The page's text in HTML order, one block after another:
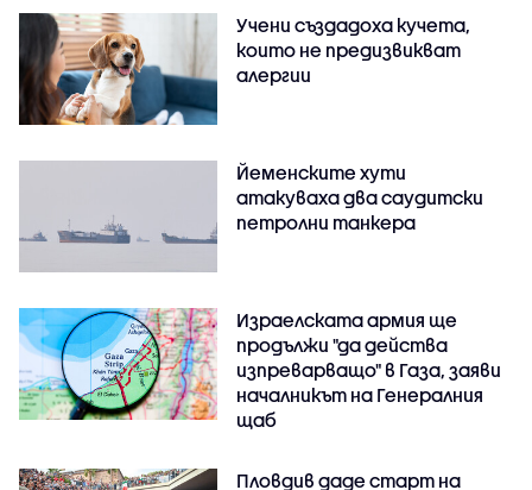
Учени създадоха кучета,
които не предизвикват
алергии
Йеменските хути
атакуваха два саудитски
петролни танкера
Израелската армия ще
продължи "да действа
изпреварващо" в Газа, заяви
началникът на Генералния
щаб
Пловдив даде старт на